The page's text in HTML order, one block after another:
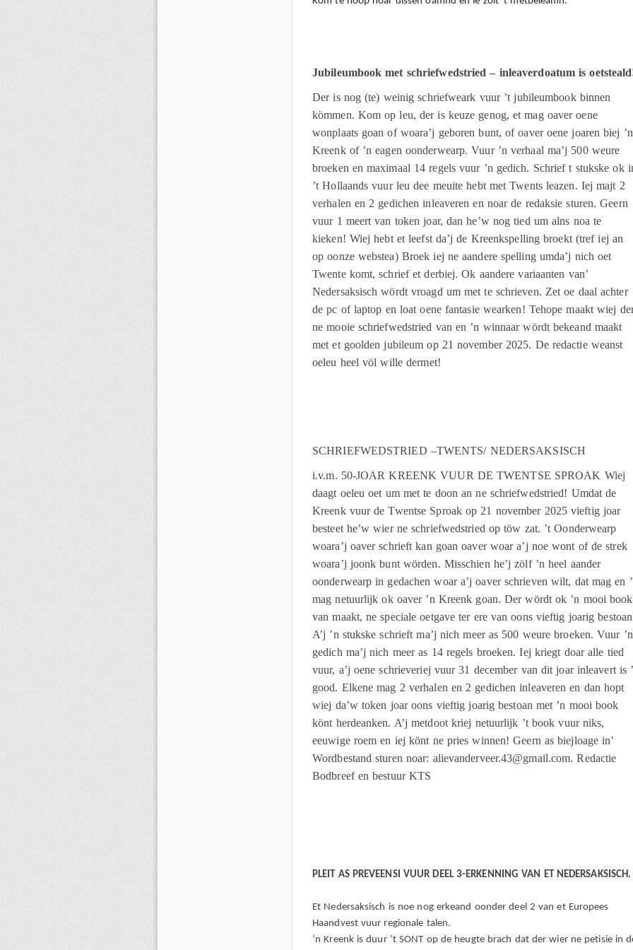
Jubileumbook met schriefwedstried – inleaverdoatum is
Der is nog (te) weinig schriefweark vuur ’t jubileumbook binnen
kömmen. Kom op leu, der is keuze genog, et mag oaver oene
wonplaats goan of woara’j geboren bunt, of oaver oene joaren biej ’n
Kreenk of ’n eagen oonderwearp. Vuur ’n verhaal ma’j 500 weure
broeken en maximaal 14 regels vuur ’n gedich. Schrief t stukske ok
’t Hollaands vuur leu dee meuite hebt met Twents leazen. Iej majt 2
verhalen en 2 gedichen inleaveren en noar de redaksie sturen. Geern
vuur 1 meert van token joar, dan he’w nog tied um alns noa te
kieken! Wiej hebt et leefst da’j de Kreenkspelling broekt (tref iej an
op oonze webstea) Broek iej ne aandere spelling umda’j nich oet
Twente komt, schrief et derbiej. Ok aandere variaanten van’
Nedersaksisch wördt vroagd um met te schrieven. Zet oe daal achter
de pc of laptop en loat oene fantasie wearken! Tehope maakt wiej
ne mooie schriefwedstried van en ’n winnaar wördt bekeand maakt
met et goolden jubileum op 21 november 2025. De redactie weanst
oeleu heel völ wille dermet!
SCHRIEFWEDSTRIED –TWENTS/ NEDERSAKSISCH
i.v.m. 50-JOAR KREENK VUUR DE TWENTSE SPROAK Wiej
daagt oeleu oet um met te doon an ne schriefwedstried! Umdat de
Kreenk vuur de Twentse Sproak op 21 november 2025 vieftig joar
besteet he’w wier ne schriefwedstried op töw zat. ’t Oonderwearp
woara’j oaver schrieft kan goan oaver woar a’j noe wont of de strek
woara’j joonk bunt wörden. Misschien he’j zölf ’n heel aander
oonderwearp in gedachen woar a’j oaver schrieven wilt, dat mag en
mag netuurlijk ok oaver ’n Kreenk goan. Der wördt ok ’n mooi book
van maakt, ne speciale oetgave ter ere van oons vieftig joarig
A’j ’n stukske schrieft ma’j nich meer as 500 weure broeken. Vuur ’n
gedich ma’j nich meer as 14 regels broeken. Iej kriegt doar alle tied
vuur, a’j oene schrieveriej vuur 31 december van dit joar inleavert is
good. Elkene mag 2 verhalen en 2 gedichen inleaveren en dan hopt
wiej da’w token joar oons vieftig joarig bestoan met ’n mooi book
könt herdeanken. A’j metdoot kriej netuurlijk ’t book vuur niks,
eeuwige roem en iej könt ne pries winnen! Geern as biejloage in’
Wordbestand sturen noar: alievanderveer.43@gmail.com. Redactie
Bodbreef en bestuur KTS
PLEIT AS PREVEENSI VUUR DEEL 3-ERKENNING VAN ET NEDERSAKSISCH.
Et Nedersaksisch is noe nog erkeand oonder deel 2 van et Europees
Haandvest vuur regionale talen.
’n Kreenk is duur ’t SONT op de heugte brach dat der wier ne petisie in